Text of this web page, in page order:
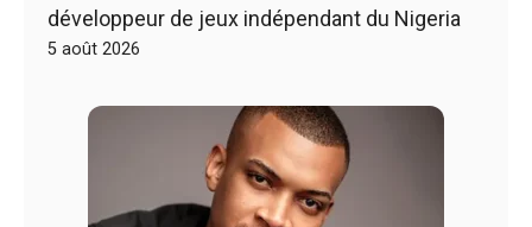
développeur de jeux indépendant du Nigeria
5 août 2026